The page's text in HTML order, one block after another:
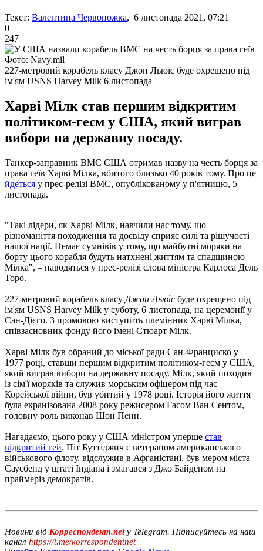
Текст: Валентина Червоножка, 6 листопада 2021, 07:21
0
247
Фото: Navy.mil
227-метровий корабель класу Джон Льюїс буде охрещено під
ім'ям USNS Harvey Milk 6 листопада
Харві Мілк став першим відкритим
політиком-геєм у США, який виграв
вибори на державну посаду.
Танкер-заправник ВМС США отримав назву на честь борця за
права геїв Харві Мілка, вбитого близько 40 років тому. Про це
йдеться у прес-релізі ВМС, опублікованому у п'ятницю, 5
листопада.
"Такі лідери, як Харві Мілк, навчили нас тому, що
різноманіття походження та досвіду сприяє силі та рішучості
нашої нації. Немає сумнівів у тому, що майбутні моряки на
борту цього корабля будуть натхнені життям та спадщиною
Мілка", – наводяться у прес-релізі слова міністра Карлоса Дель
Торо.
227-метровий корабель класу Джон Льюїс буде охрещено під
ім'ям USNS Harvey Milk у суботу, 6 листопада, на церемонії у
Сан-Дієго. З промовою виступить племінник Харві Мілка,
співзасновник фонду його імені Стюарт Мілк.
Харві Мілк був обраний до міської ради Сан-Франциско у
1977 році, ставши першим відкритим політиком-геєм у США,
який виграв вибори на державну посаду. Мілк, який походив
із сім'ї моряків та служив морським офіцером під час
Корейської війни, був убитий у 1978 році. Історія його життя
була екранізована 2008 року режисером Гасом Ван Сентом,
головну роль виконав Шон Пенн.
Нагадаємо, цього року у США міністром уперше став
відкритий гей. Піт Буттіджич є ветераном американського
військового флоту, відслужив в Афганістані, був мером міста
Саусбенд у штаті Індіана і змагався з Джо Байденом на
праймеріз демократів.
Новини від Корреспондент.netу Telegram. Підписуйтесь на наш
канал https://t.me/korrespondentnet